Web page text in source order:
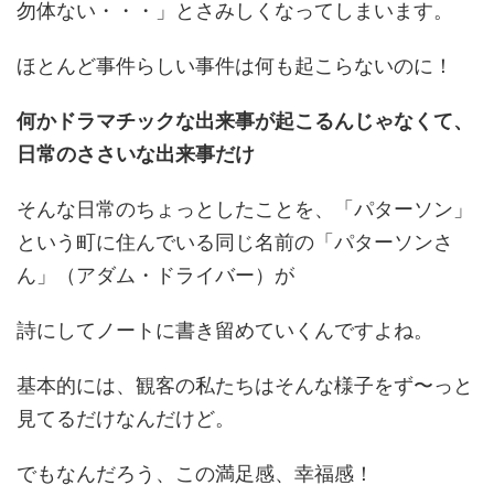
勿体ない・・・」とさみしくなってしまいます。
ほとんど事件らしい事件は何も起こらないのに！
何かドラマチックな出来事が起こるんじゃなくて、
日常のささいな出来事だけ
そんな日常のちょっとしたことを、「パターソン」
という町に住んでいる同じ名前の「パターソンさ
ん」（アダム・ドライバー）が
詩にしてノートに書き留めていくんですよね。
基本的には、観客の私たちはそんな様子をず〜っと
見てるだけなんだけど。
でもなんだろう、この満足感、幸福感！